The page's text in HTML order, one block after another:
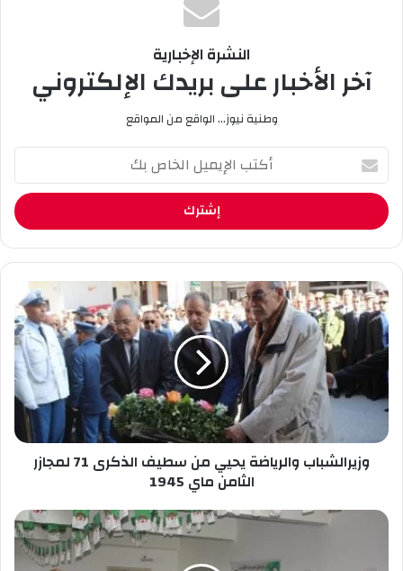
النشرة الإخبارية
آخر الأخبار على بريدك الإلكتروني
وطنية نيوز... الواقع من المواقع
أ
ب
ل
إ
ي
م
ي
ل
ل
خ
ص
و
ز
ي
ر
ا
ل
ش
ا
ل
وزيرالشباب والرياضة يحيي من سطيف الذكرى 71 لمجازر
الثامن ماي 1945
ا